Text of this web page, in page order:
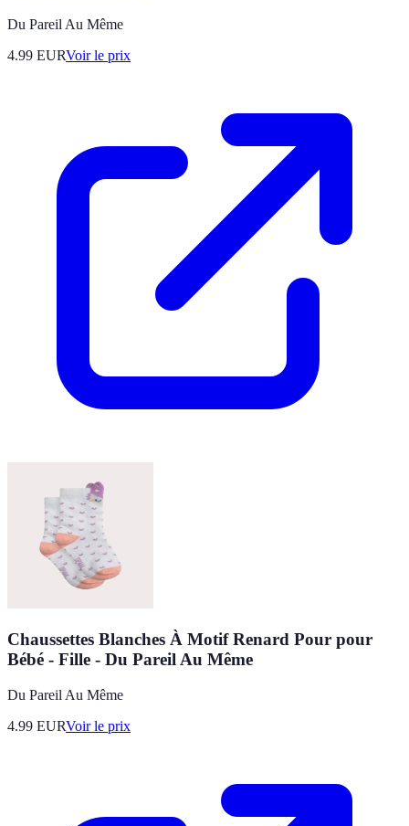
Du Pareil Au Même
4.99 EURVoir le prix
Chaussettes Blanches À Motif Renard Pour pour
Bébé - Fille - Du Pareil Au Même
Du Pareil Au Même
4.99 EURVoir le prix